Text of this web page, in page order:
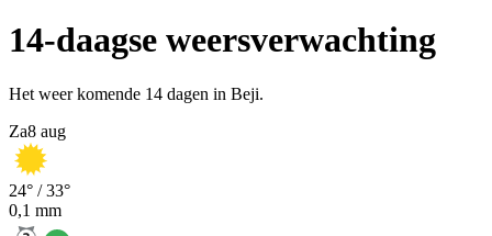
14-daagse weersverwachting
Het weer komende 14 dagen in Beji.
Za8 aug
24° /33°
0,1 mm